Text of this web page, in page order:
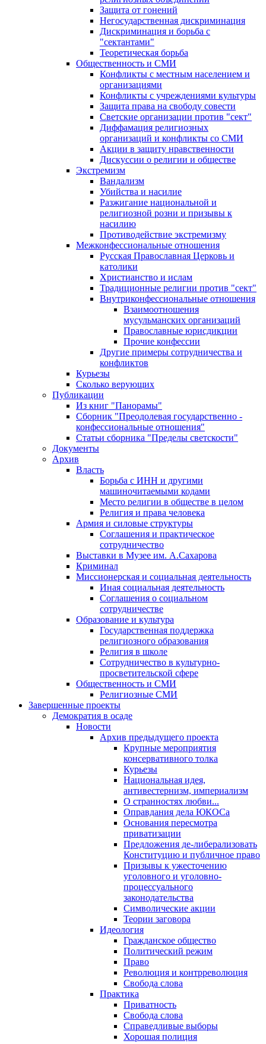
Защита от гонений
Негосударственная дискриминация
Дискриминация и борьба с
"сектантами"
Теоретическая борьба
Общественность и СМИ
Конфликты с местным населением и
организациями
Конфликты с учреждениями культуры
Защита права на свободу совести
Светские организации против "сект"
Диффамация религиозных
организаций и конфликты со СМИ
Акции в защиту нравственности
Дискуссии о религии и обществе
Экстремизм
Вандализм
Убийства и насилие
Разжигание национальной и
религиозной розни и призывы к
насилию
Противодействие экстремизму
Межконфессиональные отношения
Русская Православная Церковь и
католики
Христианство и ислам
Традиционные религии против "сект"
Внутриконфессиональные отношения
Взаимоотношения
мусульманских организаций
Православные юрисдикции
Прочие конфессии
Другие примеры сотрудничества и
конфликтов
Курьезы
Сколько верующих
Публикации
Из книг "Панорамы"
Сборник "Преодолевая государственно -
конфессиональные отношения"
Статьи сборника "Пределы светскости"
Документы
Архив
Власть
Борьба с ИНН и другими
машиночитаемыми кодами
Место религии в обществе в целом
Религия и права человека
Армия и силовые структуры
Соглашения и практическое
сотрудничество
Выставки в Музее им. А.Сахарова
Криминал
Миссионерская и социальная деятельность
Иная социальная деятельность
Соглашения о социальном
сотрудничестве
Образование и культура
Государственная поддержка
религиозного образования
Религия в школе
Сотрудничество в культурно-
просветительской сфере
Общественность и СМИ
Религиозные СМИ
Завершенные проекты
Демократия в осаде
Новости
Архив предыдущего проекта
Крупные мероприятия
консервативного толка
Курьезы
Национальная идея,
антивестернизм, империализм
О странностях любви...
Оправдания дела ЮКОСа
Основания пересмотра
приватизации
Предложения де-либерализовать
Конституцию и публичное право
Призывы к ужесточению
уголовного и уголовно-
процессуального
законодательства
Символические акции
Теории заговора
Идеология
Гражданское общество
Политический режим
Право
Революция и контрреволюция
Свобода слова
Практика
Приватность
Свобода слова
Справедливые выборы
Хорошая полиция